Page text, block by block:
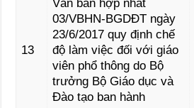
13
Văn bản hợp nhất
03/VBHN-BGDĐT ngày
23/6/2017 quy định chế
độ làm việc đối với giáo
viên phổ thông do Bộ
trưởng Bộ Giáo dục và
Đào tạo ban hành